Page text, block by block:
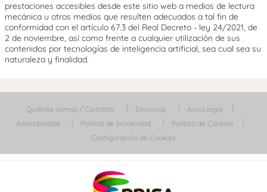
prestaciones accesibles desde este sitio web a medios de lectura
mecánica u otros medios que resulten adecuados a tal fin de
conformidad con el artículo 67.3 del Real Decreto - ley 24/2021, de
2 de noviembre, así como frente a cualquier utilización de sus
contenidos por tecnologías de inteligencia artificial, sea cual sea su
naturaleza y finalidad.
Quiénes somos / Contacta Emisoras
Aviso legal
Accesibilidad
Política de privacidad
Política de Cookies
Configuración de Cookies